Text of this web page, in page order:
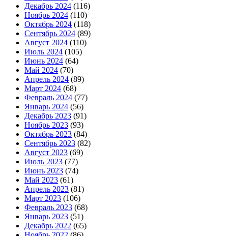
Декабрь 2024 (116)
Ноябрь 2024 (110)
Октябрь 2024 (118)
Сентябрь 2024 (89)
Август 2024 (110)
Июль 2024 (105)
Июнь 2024 (64)
Май 2024 (70)
Апрель 2024 (89)
Март 2024 (68)
Февраль 2024 (77)
Январь 2024 (56)
Декабрь 2023 (91)
Ноябрь 2023 (93)
Октябрь 2023 (84)
Сентябрь 2023 (82)
Август 2023 (69)
Июль 2023 (77)
Июнь 2023 (74)
Май 2023 (61)
Апрель 2023 (81)
Март 2023 (106)
Февраль 2023 (68)
Январь 2023 (51)
Декабрь 2022 (65)